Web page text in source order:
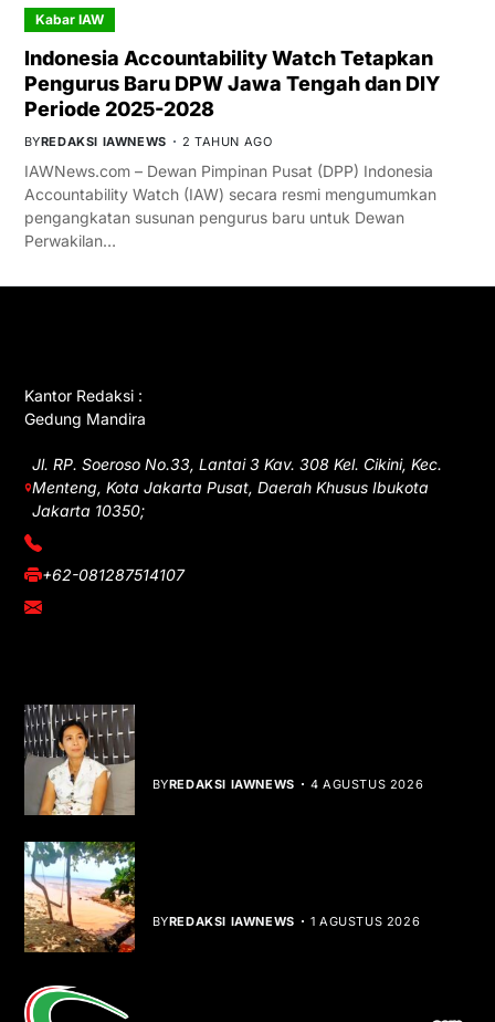
Kabar IAW
Indonesia Accountability Watch Tetapkan
Pengurus Baru DPW Jawa Tengah dan DIY
Periode 2025-2028
BYREDAKSI IAWNEWS 2 TAHUN AGO
IAWNews.com – Dewan Pimpinan Pusat (DPP) Indonesia
Accountability Watch (IAW) secara resmi mengumumkan
pengangkatan susunan pengurus baru untuk Dewan
Perwakilan…
Kantor Redaksi :
Gedung Mandira
Jl. RP. Soeroso No.33, Lantai 3 Kav. 308 Kel. Cikini, Kec.
Menteng, Kota Jakarta Pusat, Daerah Khusus Ibukota
Jakarta 10350;
(021) 3908026
+62-081287514107
adm@iawnews.com
BYREDAKSI IAWNEWS 4 AGUSTUS 2026
BYREDAKSI IAWNEWS 1 AGUSTUS 2026